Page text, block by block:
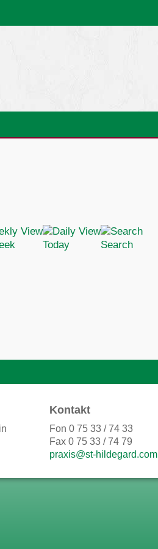
Today Search
Kontakt
Fon 0 75 33 / 74 33
Fax 0 75 33 / 74 79
praxis@st-hildegard.com